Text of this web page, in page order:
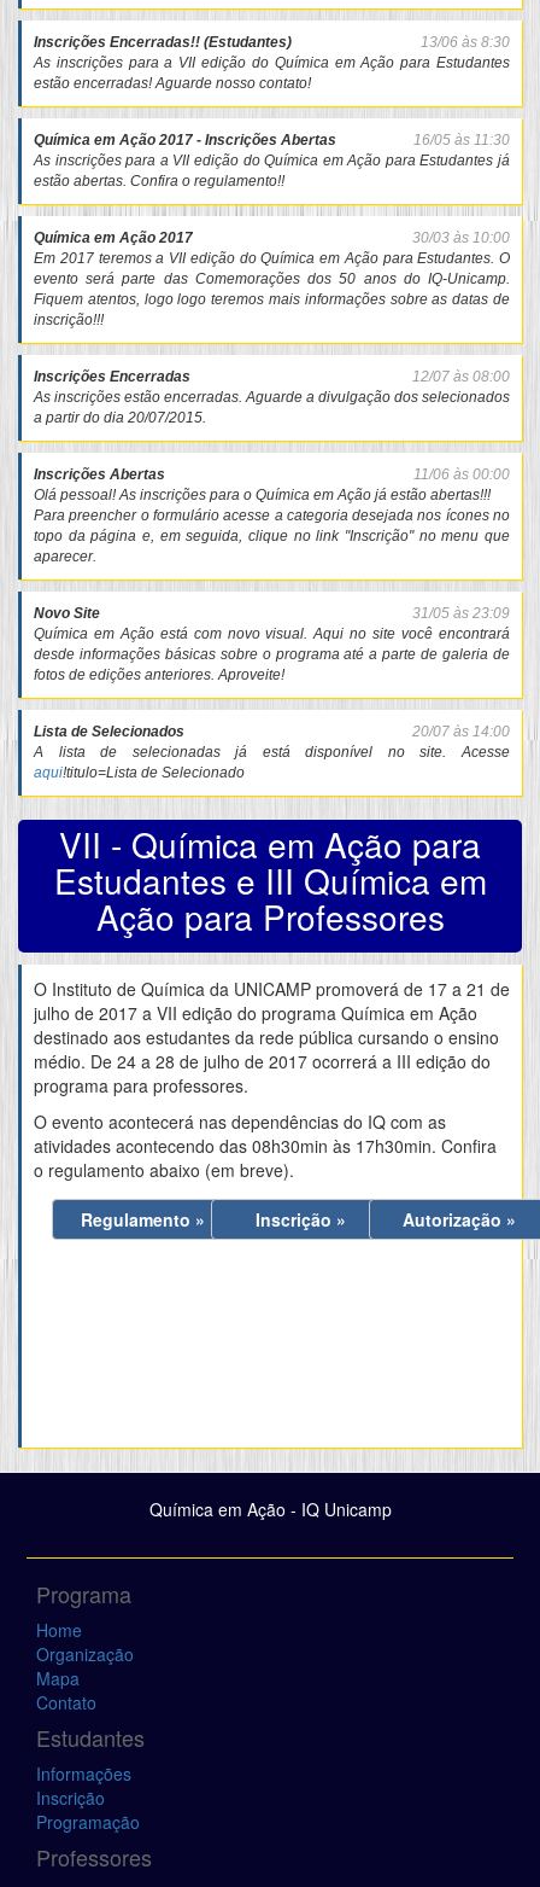
Inscrições Encerradas!! (Estudantes)
13/06 às 8:30
As inscrições para a VII edição do Química em Ação para Estudantes
estão encerradas! Aguarde nosso contato!
Química em Ação 2017 - Inscrições Abertas
16/05 às 11:30
As inscrições para a VII edição do Química em Ação para Estudantes já
estão abertas. Confira o regulamento!!
Química em Ação 2017
30/03 às 10:00
Em 2017 teremos a VII edição do Química em Ação para Estudantes. O
evento será parte das Comemorações dos 50 anos do IQ-Unicamp.
Fiquem atentos, logo logo teremos mais informações sobre as datas de
inscrição!!!
Inscrições Encerradas
12/07 às 08:00
As inscrições estão encerradas. Aguarde a divulgação dos selecionados
a partir do dia 20/07/2015.
Inscrições Abertas
11/06 às 00:00
Olá pessoal! As inscrições para o Química em Ação já estão abertas!!!
Para preencher o formulário acesse a categoria desejada nos ícones no
topo da página e, em seguida, clique no link "Inscrição" no menu que
aparecer.
Novo Site
31/05 às 23:09
Química em Ação está com novo visual. Aqui no site você encontrará
desde informações básicas sobre o programa até a parte de galeria de
fotos de edições anteriores. Aproveite!
Lista de Selecionados
20/07 às 14:00
A lista de selecionadas já está disponível no site. Acesse
aqui!titulo=Lista de Selecionado
VII - Química em Ação para
Estudantes e III Química em
Ação para Professores
O Instituto de Química da UNICAMP promoverá de 17 a 21 de
julho de 2017 a VII edição do programa Quí­mica em Ação
destinado aos estudantes da rede pública cursando o ensino
médio. De 24 a 28 de julho de 2017 ocorrerá a III edição do
programa para professores.
O evento acontecerá nas dependências do IQ com as
atividades acontecendo das 08h30min às 17h30min. Confira
o regulamento abaixo (em breve).
Regulamento » Inscrição » Autorização »
Química em Ação - IQ Unicamp
Programa
Home
Organização
Mapa
Contato
Estudantes
Informações
Inscrição
Programação
Professores